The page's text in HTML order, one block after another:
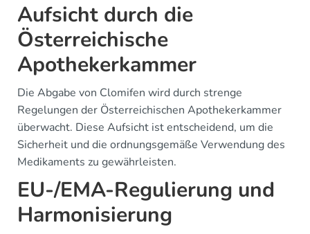
Aufsicht durch die
Österreichische
Apothekerkammer
Die Abgabe von Clomifen wird durch strenge
Regelungen der Österreichischen Apothekerkammer
überwacht. Diese Aufsicht ist entscheidend, um die
Sicherheit und die ordnungsgemäße Verwendung des
Medikaments zu gewährleisten.
EU-/EMA-Regulierung und
Harmonisierung